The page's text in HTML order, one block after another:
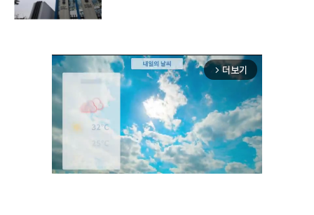
arrow_forward_ios 더보기